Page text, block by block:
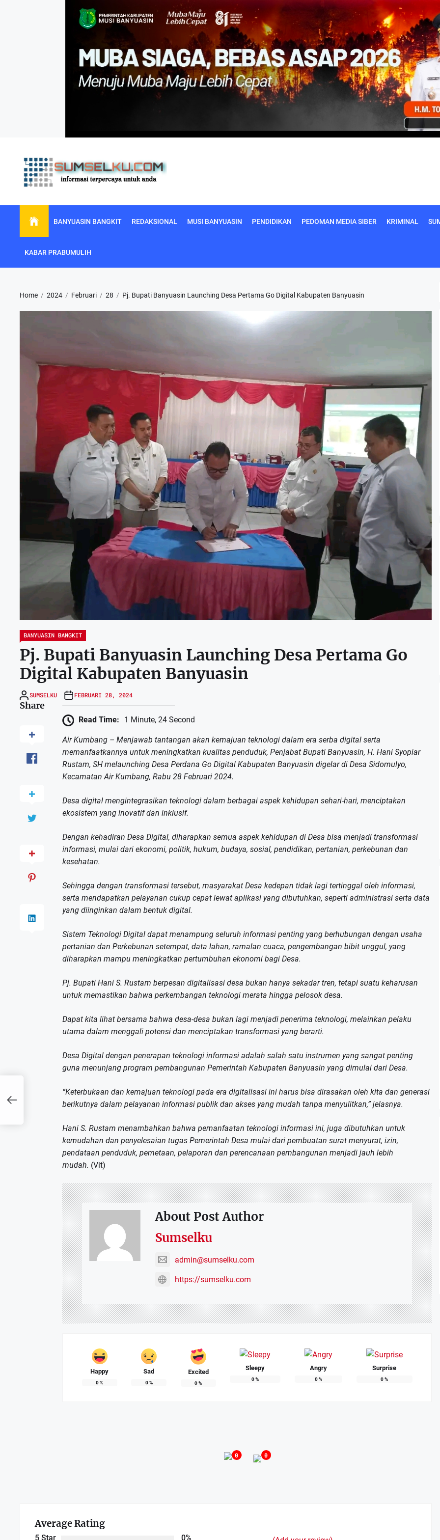
BANYUASIN BANGKIT REDAKSIONAL MUSI BANYUASIN PENDIDIKAN PEDOMAN MEDIA SIBER KRIMINAL
KABAR PRABUMULIH
Home 2024 Februari 28 Pj. Bupati Banyuasin Launching Desa Pertama Go Digital Kabupaten Banyuasin
BANYUASIN BANGKIT
Pj. Bupati Banyuasin Launching Desa Pertama Go
Digital Kabupaten Banyuasin
SUMSELKU FEBRUARI 28, 2024
Share
Read Time: 1 Minute, 24 Second
Air Kumbang – Menjawab tantangan akan kemajuan teknologi dalam era serba digital serta
memanfaatkannya untuk meningkatkan kualitas penduduk, Penjabat Bupati Banyuasin, H. Hani Syopiar
Rustam, SH melaunching Desa Perdana Go Digital Kabupaten Banyuasin digelar di Desa Sidomulyo,
Kecamatan Air Kumbang, Rabu 28 Februari 2024.
Desa digital mengintegrasikan teknologi dalam berbagai aspek kehidupan sehari-hari, menciptakan
ekosistem yang inovatif dan inklusif.
Dengan kehadiran Desa Digital, diharapkan semua aspek kehidupan di Desa bisa menjadi transformasi
informasi, mulai dari ekonomi, politik, hukum, budaya, sosial, pendidikan, pertanian, perkebunan dan
kesehatan.
Sehingga dengan transformasi tersebut, masyarakat Desa kedepan tidak lagi tertinggal oleh informasi,
serta mendapatkan pelayanan cukup cepat lewat aplikasi yang dibutuhkan, seperti administrasi serta data
yang diinginkan dalam bentuk digital.
Sistem Teknologi Digital dapat menampung seluruh informasi penting yang berhubungan dengan usaha
pertanian dan Perkebunan setempat, data lahan, ramalan cuaca, pengembangan bibit unggul, yang
diharapkan mampu meningkatkan pertumbuhan ekonomi bagi Desa.
Pj. Bupati Hani S. Rustam berpesan digitalisasi desa bukan hanya sekadar tren, tetapi suatu keharusan
untuk memastikan bahwa perkembangan teknologi merata hingga pelosok desa.
Dapat kita lihat bersama bahwa desa-desa bukan lagi menjadi penerima teknologi, melainkan pelaku
utama dalam menggali potensi dan menciptakan transformasi yang berarti.
Desa Digital dengan penerapan teknologi informasi adalah salah satu instrumen yang sangat penting
guna menunjang program pembangunan Pemerintah Kabupaten Banyuasin yang dimulai dari Desa.
“Keterbukaan dan kemajuan teknologi pada era digitalisasi ini harus bisa dirasakan oleh kita dan generasi
berikutnya dalam pelayanan informasi publik dan akses yang mudah tanpa menyulitkan,” jelasnya.
Hani S. Rustam menambahkan bahwa pemanfaatan teknologi informasi ini, juga dibutuhkan untuk
kemudahan dan penyelesaian tugas Pemerintah Desa mulai dari pembuatan surat menyurat, izin,
pendataan penduduk, pemetaan, pelaporan dan perencanaan pembangunan menjadi jauh lebih
mudah. (Vit)
About Post Author
Sumselku
admin@sumselku.com
https://sumselku.com
Happy
0%
Sad
0%
Excited
0%
Sleepy
0%
Angry
0%
Surprise
0%
0 0
Average Rating
5 Star
0%